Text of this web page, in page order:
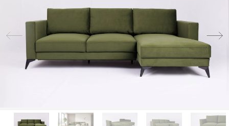
Кровати
Cтулья
Живопись